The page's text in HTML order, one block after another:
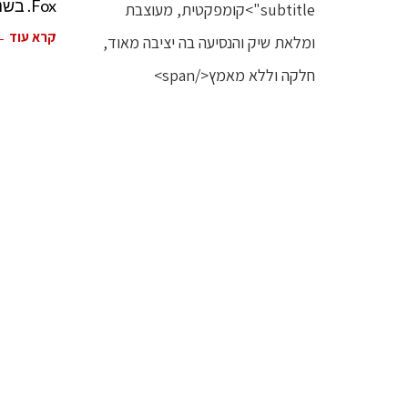
Fox. בשנת 1999 השיק המותג ההולנדי Bugaboo את
קרא עוד